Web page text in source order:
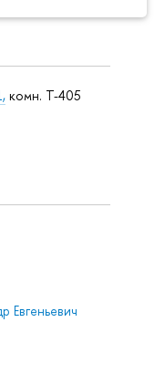
комн. Т-405
Евгеньевич